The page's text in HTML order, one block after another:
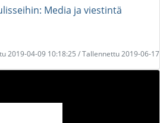
Media ja viestintä
2019-04-09 10:18:25 / Tallennettu 2019-06-17